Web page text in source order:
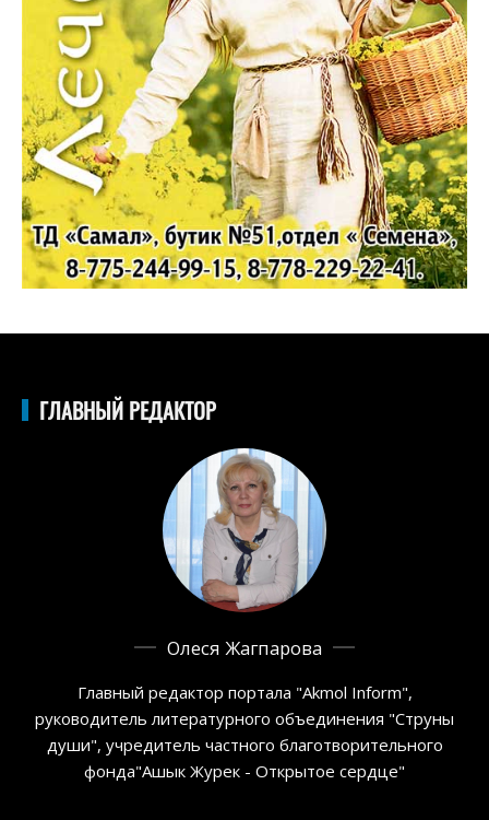
ГЛАВНЫЙ РЕДАКТОР
Олеся Жагпарова
Главный редактор портала "Akmol Inform",
руководитель литературного объединения "Струны
души", учредитель частного благотворительного
фонда"Ашык Журек - Открытое сердце"